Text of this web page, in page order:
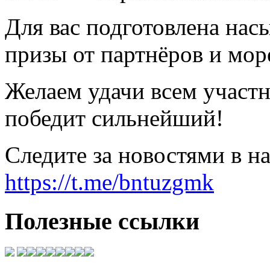
Для вас подготовлена
призы от партнёров и
Желаем удачи всем
победит сильнейший!
Следите за новостями в
https://t.me/bntuzgmk
Полезные ссылки